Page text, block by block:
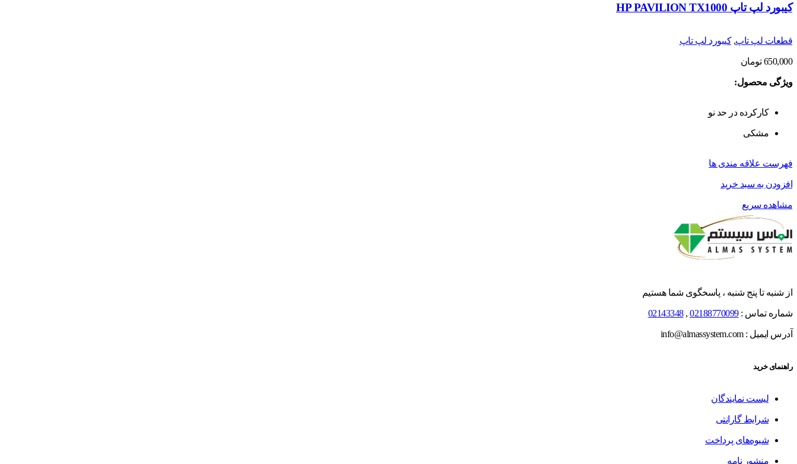
کیبورد لپ تاپ HP PAVILION TX1000
قطعات لپ تاپ,کیبورد لپ تاپ
650,000 تومان
ویژگی محصول:
کارکرده در حد نو
مشکی
فهرست علاقه مندی ها
افزودن به سبد خرید
مشاهده سریع
از شنبه تا پنج شنبه ، پاسخگوی شما هستیم
شماره تماس :02188770099
,
02143348
آدرس ایمیل : info@almassystem.com
راهنمای خرید
لیست نمایندگان
شرایط گارانتی
شیوه‌های پرداخت
منشور نامه